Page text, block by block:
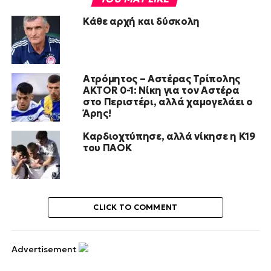
Κάθε αρχή και δύσκολη
Ατρόμητος – Αστέρας Τρίπολης
AKTOR 0-1: Νίκη για τον Αστέρα
στο Περιστέρι, αλλά χαμογελάει ο
Άρης!
Καρδιοχτύπησε, αλλά νίκησε η Κ19
του ΠΑΟΚ
CLICK TO COMMENT
Advertisement